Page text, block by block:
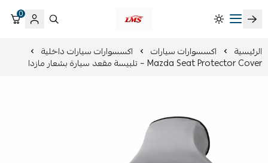
متجر لمسات الشرقية لزينة سيارات LMS
0
الرئيسية اكسسوارات سيارات اكسسوارات سيارات داخلية
Mazda Seat Protector Cover – تلبيسة مقعد سيارة بشعار مازدا